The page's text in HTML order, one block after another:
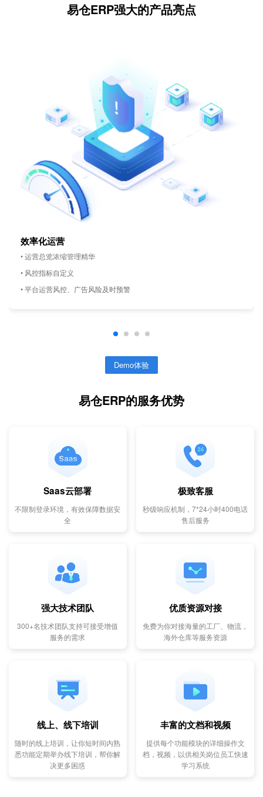
易仓ERP强大的产品亮点
效率化运营
• 运营总览浓缩管理精华
• 风控指标自定义
• 平台运营风控、广告风险及时预警
Demo体验
易仓ERP的服务优势
Saas云部署
不限制登录环境，有效保障数据安
全
极致客服
秒级响应机制，7*24小时400电话
售后服务
强大技术团队
300+名技术团队支持可接受增值
服务的需求
优质资源对接
免费为你对接海量的工厂、物流，
海外仓库等服务资源
线上、线下培训
随时的线上培训，让你短时间内熟
悉功能定期举办线下培训，帮你解
决更多困惑
丰富的文档和视频
提供每个功能模块的详细操作文
档，视频，以供相关岗位员工快速
学习系统